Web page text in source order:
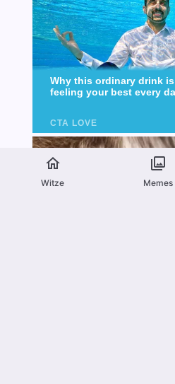
Witze Memes